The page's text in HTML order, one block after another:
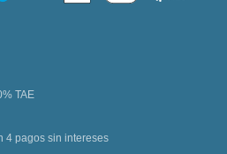
TAE
4 pagos sin intereses